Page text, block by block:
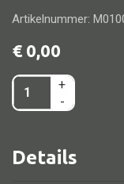
Barstoel
Kinderstoel
Kruk
Stoel overig
Artikelnummer:
€ 0,00
Strijkijzer
aantal
+
-
Details